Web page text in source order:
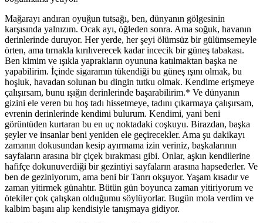
Mağarayı andıran oyuğun tutsağı, ben, dünyanın gölgesinin
karşısında yalnızım. Ocak ayı, öğleden sonra. Ama soğuk, havanın
derinlerinde duruyor. Her yerde, her şeyi ölümsüz bir gülümsemeyle
örten, ama tırnakla kırılıverecek kadar incecik bir güneş tabakası.
Ben kimim ve ışıkla yaprakların oyununa katılmaktan başka ne
yapabilirim. İçinde sigaramın tükendiği bu güneş ışını olmak, bu
hoşluk, havadan solunan bu dingin tutku olmak. Kendime erişmeye
çalışırsam, bunu ışığın derinlerinde başarabilirim.* Ve dünyanın
gizini ele veren bu hoş tadı hissetmeye, tadını çıkarmaya çalışırsam,
evrenin derinlerinde kendimi bulurum. Kendimi, yani beni
görüntüden kurtaran bu en uç noktadaki coşkuyu. Birazdan, başka
şeyler ve insanlar beni yeniden ele geçirecekler. Ama şu dakikayı
zamanın dokusundan kesip ayırmama izin veriniz, başkalarının
sayfaların arasına bir çiçek bırakması gibi. Onlar, aşkın kendilerine
hafifçe dokunuverdiği bir gezintiyi sayfaların arasına hapsederler. Ve
ben de geziniyorum, ama beni bir Tanrı okşuyor. Yaşam kısadır ve
zaman yitirmek günahtır. Bütün gün boyunca zaman yitiriyorum ve
ötekiler çok çalışkan olduğumu söylüyorlar. Bugün mola verdim ve
kalbim başını alıp kendisiyle tanışmaya gidiyor.